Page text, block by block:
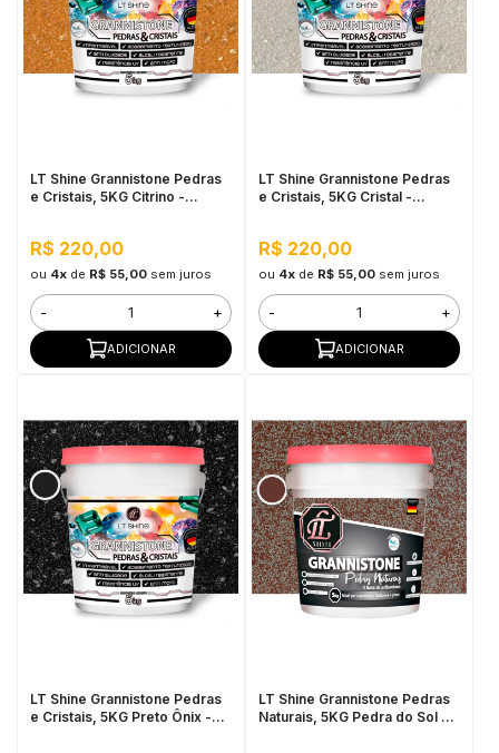
LT Shine Grannistone Pedras
e Cristais, 5KG Citrino -
R$ 220,00
ou 4xde R$ 55,00 sem juros
- +
ADICIONAR
LT Shine Grannistone Pedras
e Cristais, 5KG Cristal -
R$ 220,00
ou 4xde R$ 55,00 sem juros
- +
ADICIONAR
LT Shine Grannistone Pedras
e Cristais, 5KG Preto Ônix -
LT Shine Grannistone Pedras
Naturais, 5KG Pedra do Sol -